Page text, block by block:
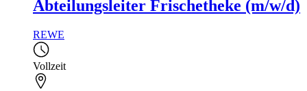
Abteilungsleiter Frischetheke (m/w/d)
REWE
Vollzeit